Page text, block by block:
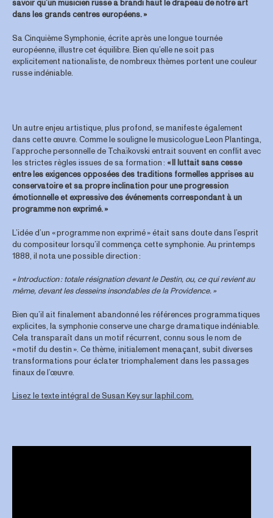
savoir qu’un musicien russe a brandi haut le drapeau de notre art
dans les grands centres européens. »
Sa Cinquième Symphonie, écrite après une longue tournée
européenne, illustre cet équilibre. Bien qu’elle ne soit pas
explicitement nationaliste, de nombreux thèmes portent une couleur
russe indéniable.
Un autre enjeu artistique, plus profond, se manifeste également
dans cette œuvre. Comme le souligne le musicologue Leon Plantinga,
l’approche personnelle de Tchaïkovski entrait souvent en conflit avec
les strictes règles issues de sa formation : « Il luttait sans cesse
entre les exigences opposées des traditions formelles apprises au
conservatoire et sa propre inclination pour une progression
émotionnelle et expressive des événements correspondant à un
programme non exprimé. »
L’idée d’un « programme non exprimé » était sans doute dans l’esprit
du compositeur lorsqu’il commença cette symphonie. Au printemps
1888, il nota une possible direction :
« Introduction : totale résignation devant le Destin, ou, ce qui revient au
même, devant les desseins insondables de la Providence. »
Bien qu’il ait finalement abandonné les références programmatiques
explicites, la symphonie conserve une charge dramatique indéniable.
Cela transparaît dans un motif récurrent, connu sous le nom de
« motif du destin ». Ce thème, initialement menaçant, subit diverses
transformations pour éclater triomphalement dans les passages
finaux de l’œuvre.
Lisez le texte intégral de Susan Key sur laphil.com.